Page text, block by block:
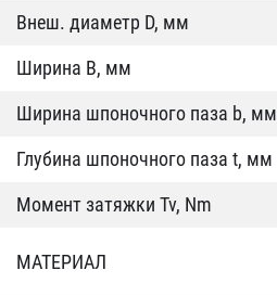
Внеш. диаметр D, мм
Ширина B, мм
Ширина шпоночного паза b, мм
Глубина шпоночного паза t, мм
Момент затяжки Tv, Nm
МАТЕРИАЛ